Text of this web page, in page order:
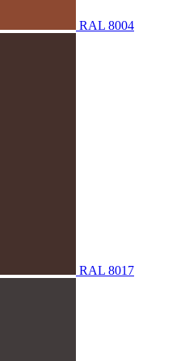
RAL 8004
RAL 8017